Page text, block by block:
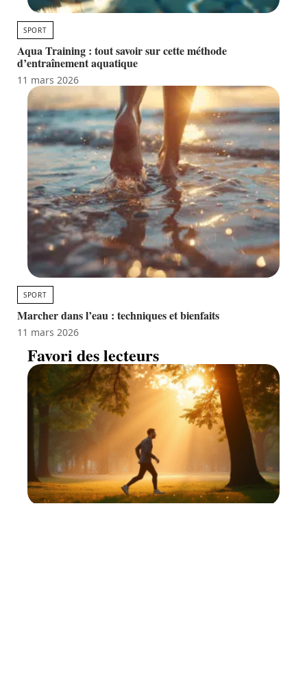
SPORT
Aqua Training : tout savoir sur cette méthode
d’entraînement aquatique
11 mars 2026
SPORT
Marcher dans l’eau : techniques et bienfaits
11 mars 2026
Favori des lecteurs